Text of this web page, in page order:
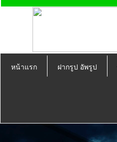
หน้าแรก ฝากรูป อัพรูป